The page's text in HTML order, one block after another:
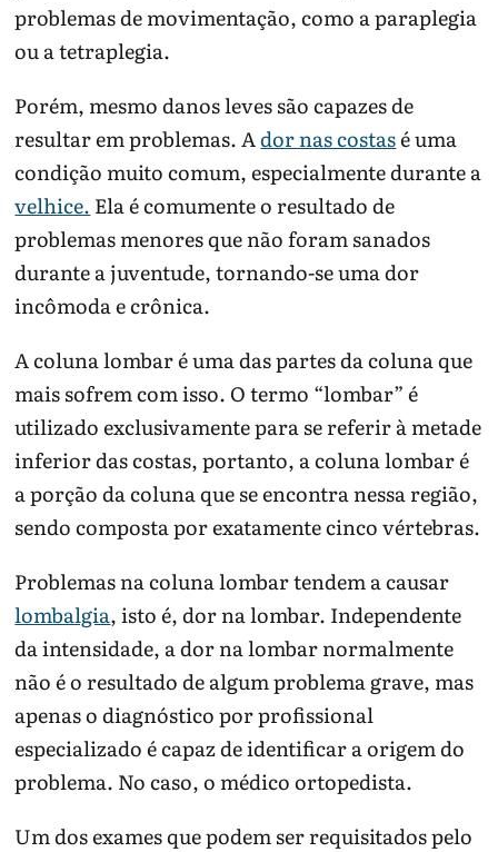
problemas de movimentação, como a paraplegia
ou a tetraplegia.
Porém, mesmo danos leves são capazes de
resultar em problemas. Ador nas costasé uma
condição muito comum, especialmente durante a
velhice. Ela é comumente o resultado de
problemas menores que não foram sanados
durante a juventude, tornando-se uma dor
incômoda e crônica.
A coluna lombar é uma das partes da coluna que
mais sofrem com isso. O termo “lombar” é
utilizado exclusivamente para se referir à metade
inferior das costas, portanto, a coluna lombar é
a porção da coluna que se encontra nessa região,
sendo composta por exatamente cinco vértebras.
Problemas na coluna lombar tendem a causar
lombalgia, isto é, dor na lombar. Independente
da intensidade, a dor na lombar normalmente
não é o resultado de algum problema grave, mas
apenas o diagnóstico por profissional
especializado é capaz de identificar a origem do
problema. No caso, o médico ortopedista.
Um dos exames que podem ser requisitados pelo